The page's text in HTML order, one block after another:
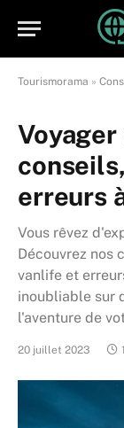
Tourismorama »
Voyager
erreurs
Vous rêvez
Découvrez nos
vanlife et
inoubliable sur
l'aventure de
20 juillet 2023